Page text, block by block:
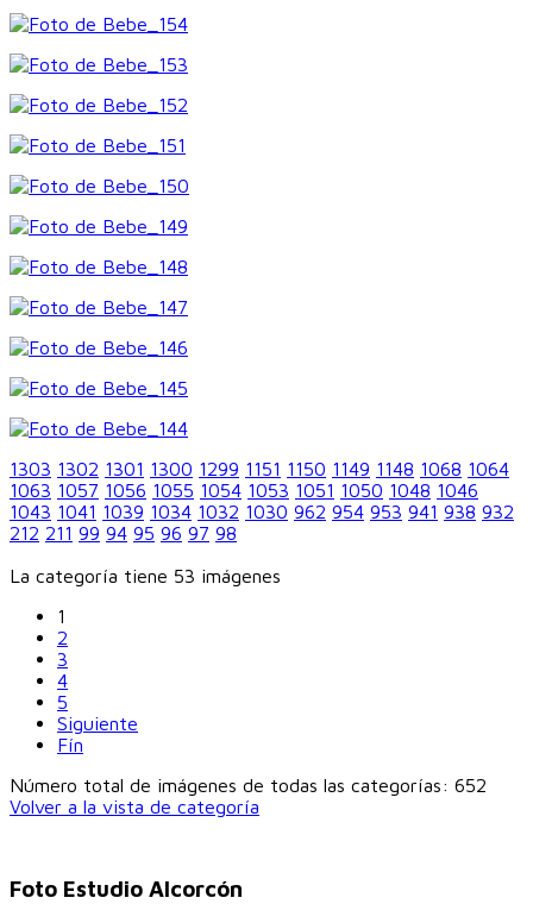
1303 1302 1301 1300 1299 1151 1150 1149 1148 1068 1064
1063 1057 1056 1055 1054 1053 1051 1050 1048 1046
1043 1041 1039 1034 1032 1030 962 954 953 941 938 932
212 211 99 94 95 96 97 98
La categoría tiene 53 imágenes
1
2
3
4
5
Siguiente
Fín
Número total de imágenes de todas las categorías: 652
Volver a la vista de categoría
Foto Estudio Alcorcón